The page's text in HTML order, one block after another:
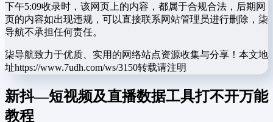
下午5:09收录时，该网页上的内容，都属于合规合法，后期网
页的内容如出现违规，可以直接联系网站管理员进行删除，柒
导航不承担任何责任。
柒导航致力于优质、实用的网络站点资源收集与分享！ 本文地
址https://www.7udh.com/ws/3150转载请注明
新抖—短视频及直播数据工具打不开万能
教程